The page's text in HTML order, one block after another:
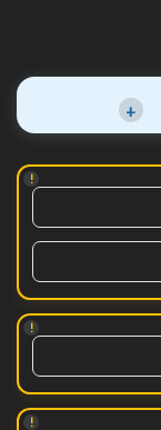
+
!
!
!